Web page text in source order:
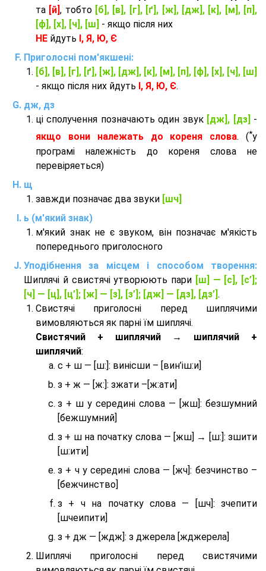
та [й], тобто [б], [в], [г], [ґ], [ж], [дж], [к], [м], [п],
[ф], [х], [ч], [ш] - якщо після них
НЕ йдуть І, Я, Ю, Є
Приголосні пом'якшені:
[б], [в], [г], [ґ], [ж], [дж], [к], [м], [п], [ф], [х], [ч], [ш]
- якщо після них йдуть І, Я, Ю, Є.
дж, дз
ці сполучення позначають один звук [дж], [дз] -
якщо вони належать до кореня слова. (*у
програмі належність до кореня слова не
перевіряеться)
щ
завжди позначає два звуки [шч]
ь (м'який знак)
м'який знак не є звуком, він позначає м'якість
попереднього приголосного
Уподібнення за місцем і способом творення:
Шиплячі й свистячі утворюють пари [ш] — [c], [с’];
[ч] — [ц], [ц’]; [ж] — [з], [з’]; [дж] — [дз], [дз’] .
Свистячі приголосні перед шиплячими
вимовляються як парні їм шиплячі.
Cвистячий + шиплячий → шиплячий +
шиплячий:
с + ш — [ш:]: винісши – [вин’іш:и]
з + ж — [ж:]: зжати –[ж:ати]
з + ш у середині слова — [жш]: безшумний
[бежшумний]
з + ш на початку слова — [жш] → [ш:]: зшити
[ш:ити]
з + ч у середині слова — [жч]: безчинство –
[бежчинство]
з + ч на початку слова — [шч]: зчепити
[шчеипити]
з + дж — [ждж]: з джерела [жджерела]
Шиплячі приголосні перед свистячими